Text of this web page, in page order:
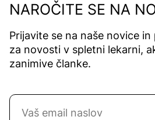
NAROČITE SE NA
Prijavite se na naše novice
za novosti v spletni lekarni,
zanimive članke.
Naročite se na novice